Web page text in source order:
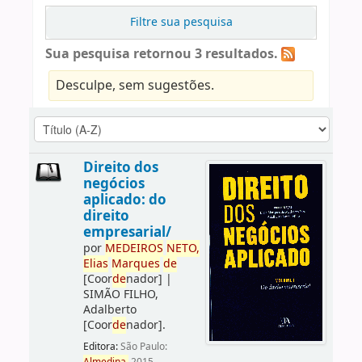
Filtre sua pesquisa
Sua pesquisa retornou 3 resultados.
Desculpe, sem sugestões.
Direito dos
negócios
aplicado: do
direito
empresarial/
por MEDEIROS NETO,
Elias Marques de
[Coordenador] |
SIMÃO FILHO,
Adalberto
[Coordenador].
Editora:São Paulo: